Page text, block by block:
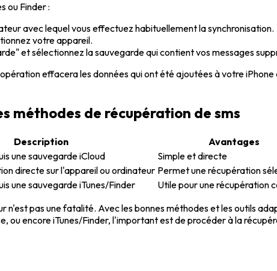
ou Finder :
avec lequel vous effectuez habituellement la synchronisation.
votre appareil.
et sélectionnez la sauvegarde qui contient vos messages
effacera les données qui ont été ajoutées à votre
méthodes de récupération de sms
Description Avantages
une sauvegarde iCloud Simple et directe
directe sur l'appareil ou ordinateur Permet une récupération
une sauvegarde iTunes/Finder Utile pour une récupération
n'est pas une fatalité. Avec les bonnes méthodes et les outils
ou encore iTunes/Finder, l'important est de procéder à la